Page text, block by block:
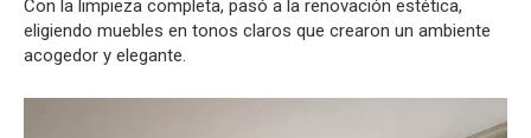
Con la limpieza completa, pasó a la renovación estética,
eligiendo muebles en tonos claros que crearon un ambiente
acogedor y elegante.